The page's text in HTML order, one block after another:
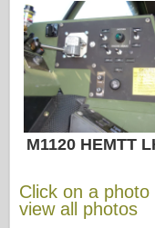
M1120 HEMTT
Click on a
view all photos